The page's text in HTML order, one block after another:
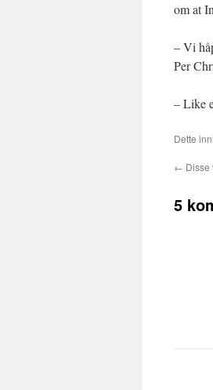
om at
– Vi
Per
– Like
Dette
← Disse
5